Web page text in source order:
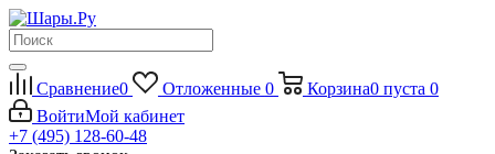
Сравнение0 Отложенные 0 Корзина0 пуста 0
ВойтиМой кабинет
+7 (495) 128-60-48